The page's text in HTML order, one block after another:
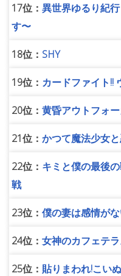
17位： 異世界ゆるり紀
す〜
18位： SHY
19位： カードファイト!!
20位： 黄昏アウトフォ
21位： かつて魔法少女と
22位： キミと僕の最後
戦
23位： 僕の妻は感情が
24位： 女神のカフェテ
25位： 貼りまわれ!こいぬ